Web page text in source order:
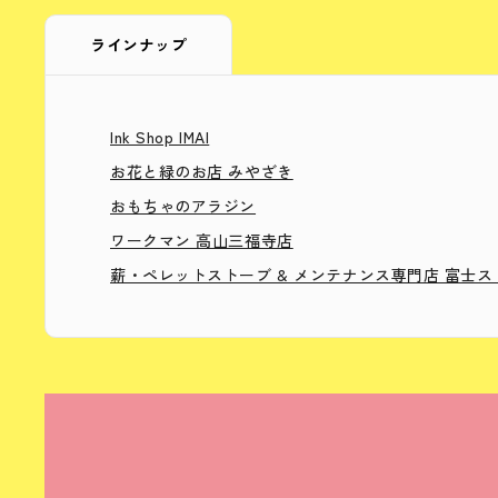
ラインナップ
Ink Shop IMAI
お花と緑のお店 みやざき
おもちゃのアラジン
ワークマン 高山三福寺店
薪・ペレットストーブ & メンテナンス専門店 富士ス